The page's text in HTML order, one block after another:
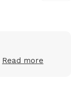
Read more